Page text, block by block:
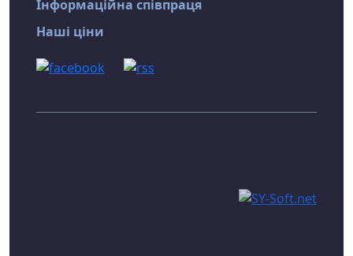
Інформаційна співпраця
Наші ціни